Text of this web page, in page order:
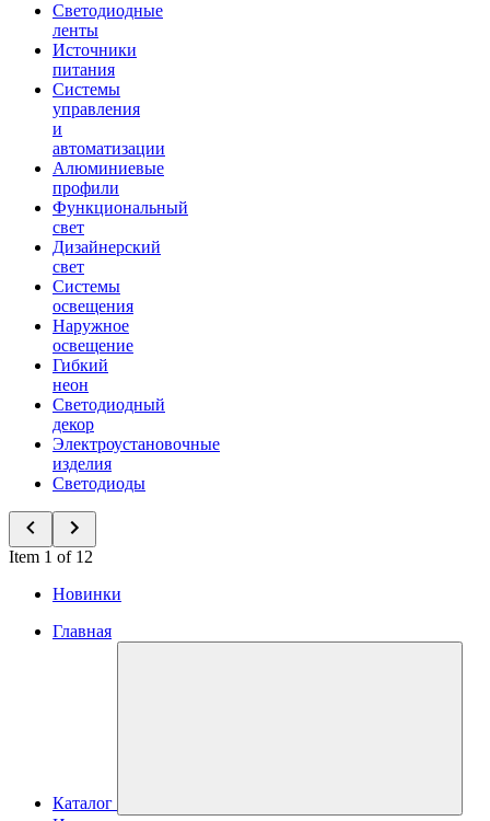
Светодиодные
ленты
Источники
питания
Системы
управления
и
автоматизации
Алюминиевые
профили
Функциональный
свет
Дизайнерский
свет
Системы
освещения
Наружное
освещение
Гибкий
неон
Светодиодный
декор
Электроустановочные
изделия
Светодиоды
Item 1 of 12
Новинки
Главная
Каталог